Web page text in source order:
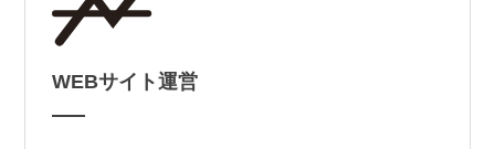
WEBサイト運営